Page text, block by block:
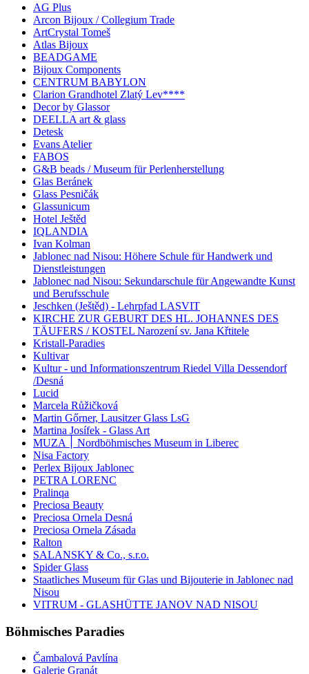
AG Plus
Arcon Bijoux / Collegium Trade
ArtCrystal Tomeš
Atlas Bijoux
BEADGAME
Bijoux Components
CENTRUM BABYLON
Clarion Grandhotel Zlatý Lev****
Decor by Glassor
DEELLA art & glass
Detesk
Evans Atelier
FABOS
G&B beads / Museum für Perlenherstellung
Glas Beránek
Glass Pesničák
Glassunicum
Hotel Ještěd
IQLANDIA
Ivan Kolman
Jablonec nad Nisou: Höhere Schule für Handwerk und
Dienstleistungen
Jablonec nad Nisou: Sekundarschule für Angewandte Kunst
und Berufsschule
Jeschken (Ještěd) - Lehrpfad LASVIT
KIRCHE ZUR GEBURT DES HL. JOHANNES DES
TÄUFERS / KOSTEL Narození sv. Jana Křtitele
Kristall-Paradies
Kultivar
Kultur - und Informationszentrum Riedel Villa Dessendorf
/Desná
Lucid
Marcela Růžičková
Martin Gőrner, Lausitzer Glass LsG
Martina Josífek - Glass Art
MUZA ׀ Nordböhmisches Museum in Liberec
Nisa Factory
Perlex Bijoux Jablonec
PETRA LORENC
Pralinqa
Preciosa Beauty
Preciosa Ornela Desná
Preciosa Ornela Zásada
Ralton
SALANSKY & Co., s.r.o.
Spider Glass
Staatliches Museum für Glas und Bijouterie in Jablonec nad
Nisou
VITRUM - GLASHÜTTE JANOV NAD NISOU
Böhmisches Paradies
Čambalová Pavlína
Galerie Granát